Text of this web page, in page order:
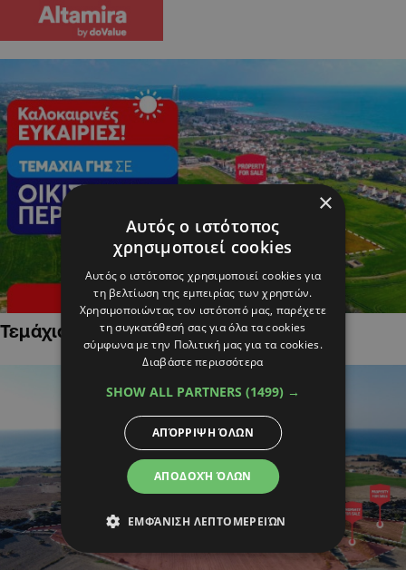
Τεμάχια Γης σε Οικιστικές Περιοχές
×
Αυτός ο ιστότοπος
χρησιμοποιεί cookies
Αυτός ο ιστότοπος χρησιμοποιεί cookies για
τη βελτίωση της εμπειρίας των χρηστών.
Χρησιμοποιώντας τον ιστότοπό μας, παρέχετε
τη συγκατάθεσή σας για όλα τα cookies
σύμφωνα με την Πολιτική μας για τα cookies.
Διαβάστε περισσότερα
SHOW ALL PARTNERS (1499) →
ΑΠΟΔΟΧΉ ΌΛΩΝ
ΑΠΌΡΡΙΨΗ ΌΛΩΝ
ΕΜΦΆΝΙΣΗ ΛΕΠΤΟΜΕΡΕΙΏΝ